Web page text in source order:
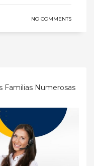
NO COMMENTS
Familias Numerosas